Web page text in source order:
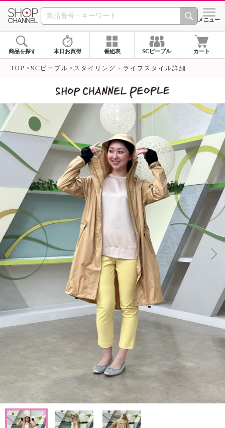
SHOP CHANNEL シメニュー
商品を探す 本日お買得 番組表 SCピープル カート
TOP SCピープル スタイリング・ライフスタイル詳細